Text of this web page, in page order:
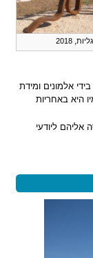
2018
אלמונים ומידת
היא באחריות
אליהם ליודעי